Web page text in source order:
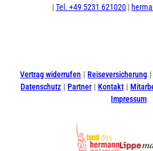
|Tel. +49 5231 621020|
t
a
g
e
b
o
Vertrag widerrufen Reiseversicherung
Datenschutz
Partner Kontakt
Impressum